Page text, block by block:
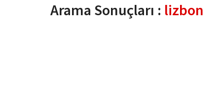
Arama Sonuçları : lizbon